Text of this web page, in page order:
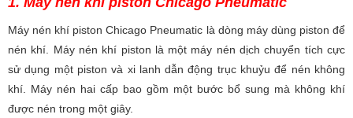
Máy nén khí piston Chicago Pneumatic là dòng máy dùng piston để
nén khí. Máy nén khí piston là một máy nén dịch chuyển tích cực
sử dụng một piston và xi lanh dẫn động trục khuỷu để nén không
khí. Máy nén hai cấp bao gồm một bước bổ sung mà không khí
được nén trong một giây.